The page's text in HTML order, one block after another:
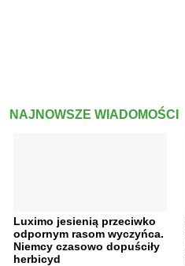
NAJNOWSZE WIADOMOŚCI
Luximo jesienią przeciwko
odpornym rasom wyczyńca.
Niemcy czasowo dopuściły
herbicyd